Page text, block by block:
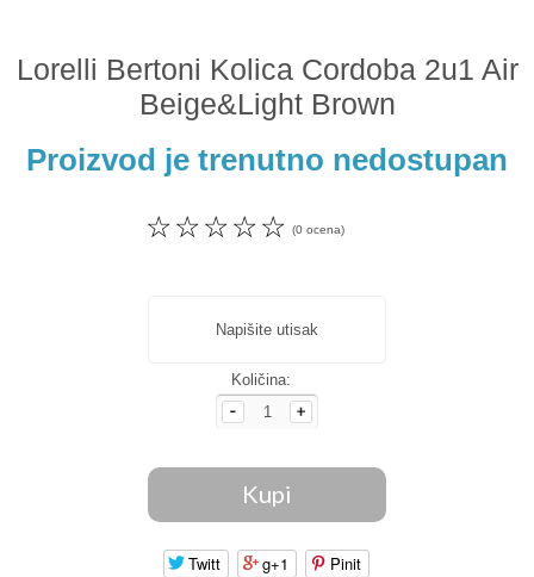
Lorelli Bertoni Kolica Cordoba 2u1 Air
Beige&Light Brown
Proizvod je trenutno nedostupan
☆
☆
☆
☆
☆ (0 ocena)
Napišite utisak
Količina:
Twitt g+1 Pinit